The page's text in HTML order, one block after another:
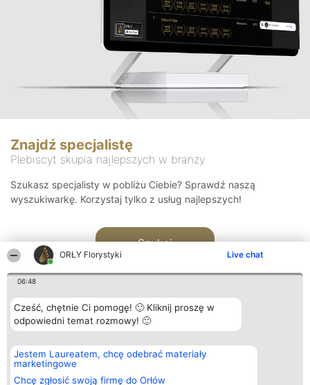
ORŁY Florystyki Live chat
06:48
Cześć, chętnie Ci pomogę! 🙂 Kliknij proszę w
odpowiedni temat rozmowy! 🙂
Jestem Laureatem, chcę odebrać materiały
marketingowe
Chcę zgłosić swoją firmę do Orłów
Znajdź specjalistę
Plebiscyt skupia najlepszych w branży
Szukasz specjalisty w pobliżu Ciebie? Sprawdź naszą
wyszukiwarkę. Korzystaj tylko z usług najlepszych!
Szukaj
Organizator plebiscytu
Bright Side Solutions sp. z o.
o. sp. k.
ul. Ruska 22
Plebiscyt
Laureaci
wszystkich
Kontakt
Kontakt